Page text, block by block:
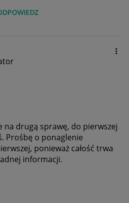
na drugą sprawę, do pierwszej
Prośbę o ponaglenie
ponieważ całość trwa
informacji.